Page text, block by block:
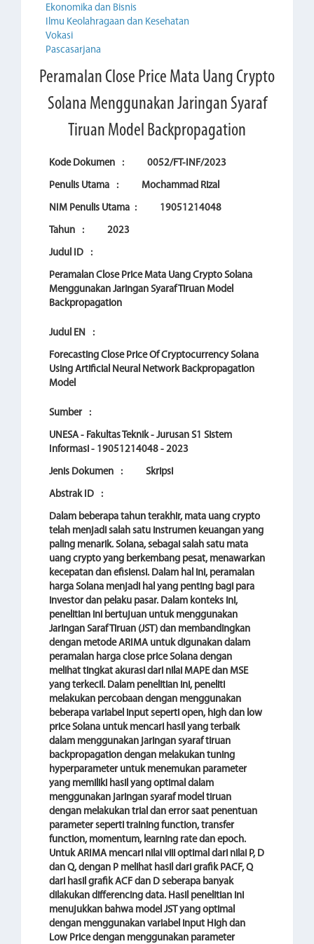
Ekonomika dan Bisnis
Ilmu Keolahragaan dan Kesehatan
Vokasi
Pascasarjana
Peramalan Close Price Mata Uang Crypto
Solana Menggunakan Jaringan Syaraf
Tiruan Model Backpropagation
Kode Dokumen : 0052/FT-INF/2023
Penulis Utama : Mochammad Rizal
NIM Penulis Utama : 19051214048
Tahun : 2023
Judul ID :
Peramalan Close Price Mata Uang Crypto Solana
Menggunakan Jaringan Syaraf Tiruan Model
Backpropagation
Judul EN :
Forecasting Close Price Of Cryptocurrency Solana
Using Artificial Neural Network Backpropagation
Model
Sumber :
UNESA - Fakultas Teknik - Jurusan S1 Sistem
Informasi - 19051214048 - 2023
Jenis Dokumen : Skripsi
Abstrak ID :
Dalam beberapa tahun terakhir, mata uang crypto
telah menjadi salah satu instrumen keuangan yang
paling menarik. Solana, sebagai salah satu mata
uang crypto yang berkembang pesat, menawarkan
kecepatan dan efisiensi. Dalam hal ini, peramalan
harga Solana menjadi hal yang penting bagi para
investor dan pelaku pasar. Dalam konteks ini,
penelitian ini bertujuan untuk menggunakan
Jaringan Saraf Tiruan (JST) dan membandingkan
dengan metode ARIMA untuk digunakan dalam
peramalan harga close price Solana dengan
melihat tingkat akurasi dari nilai MAPE dan MSE
yang terkecil. Dalam penelitian ini, peneliti
melakukan percobaan dengan menggunakan
beberapa variabel input seperti open, high dan low
price Solana untuk mencari hasil yang terbaik
dalam menggunakan jaringan syaraf tiruan
backpropagation dengan melakukan tuning
hyperparameter untuk menemukan parameter
yang memiliki hasil yang optimal dalam
menggunakan jaringan syaraf model tiruan
dengan melakukan trial dan error saat penentuan
parameter seperti training function, transfer
function, momentum, learning rate dan epoch.
Untuk ARIMA mencari nilai viii optimal dari nilai P, D
dan Q, dengan P melihat hasil dari grafik PACF, Q
dari hasil grafik ACF dan D seberapa banyak
dilakukan differencing data. Hasil penelitian ini
menujukkan bahwa model JST yang optimal
dengan menggunakan variabel input High dan
Low Price dengan menggunakan parameter